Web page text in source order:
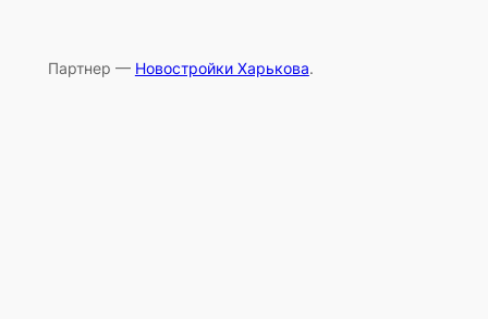
Партнер — Новостройки Харькова.